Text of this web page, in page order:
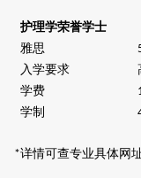
护理学荣誉学士
雅思
入学要求
学费
学制
*详情可查专业具体网址